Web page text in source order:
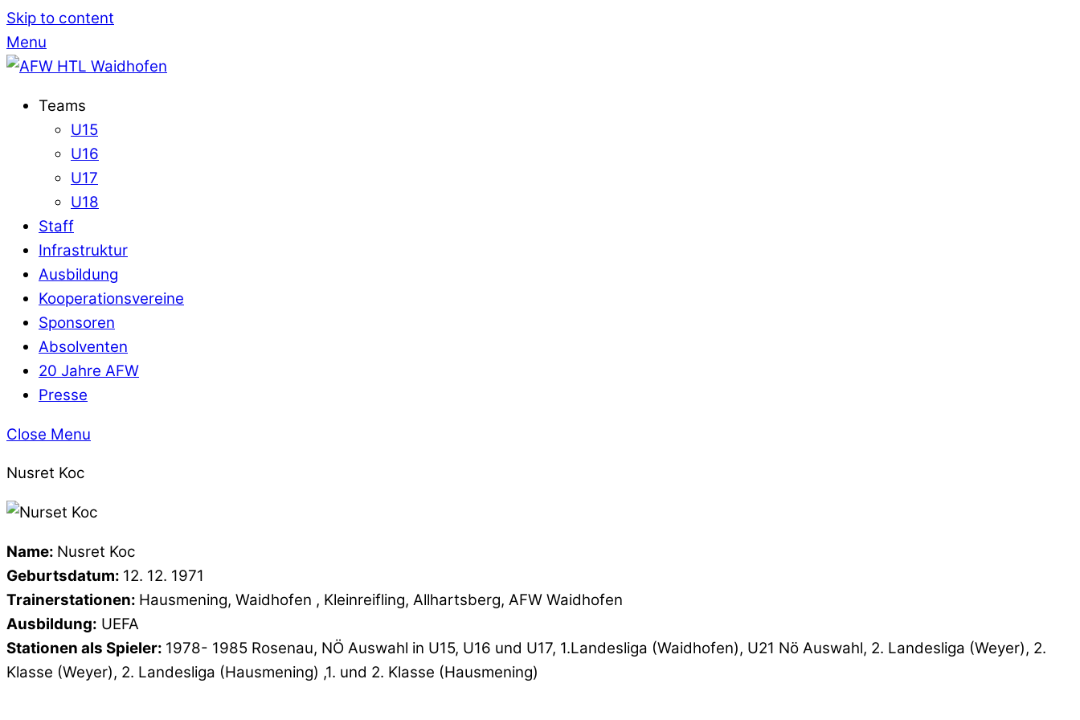
Skip to content
Menu
Teams
U15
U16
U17
U18
Staff
Infrastruktur
Ausbildung
Kooperationsvereine
Sponsoren
Absolventen
20 Jahre AFW
Presse
Close Menu
Nusret Koc
Name: Nusret Koc
Geburtsdatum: 12. 12. 1971
Trainerstationen: Hausmening, Waidhofen , Kleinreifling, Allhartsberg, AFW Waidhofen
Ausbildung: UEFA
Stationen als Spieler: 1978- 1985 Rosenau, NÖ Auswahl in U15, U16 und U17, 1.Landesliga (Waidhofen), U21 Nö Auswahl, 2. Landesliga (Weyer), 2.
Klasse (Weyer), 2. Landesliga (Hausmening) ,1. und 2. Klasse (Hausmening)